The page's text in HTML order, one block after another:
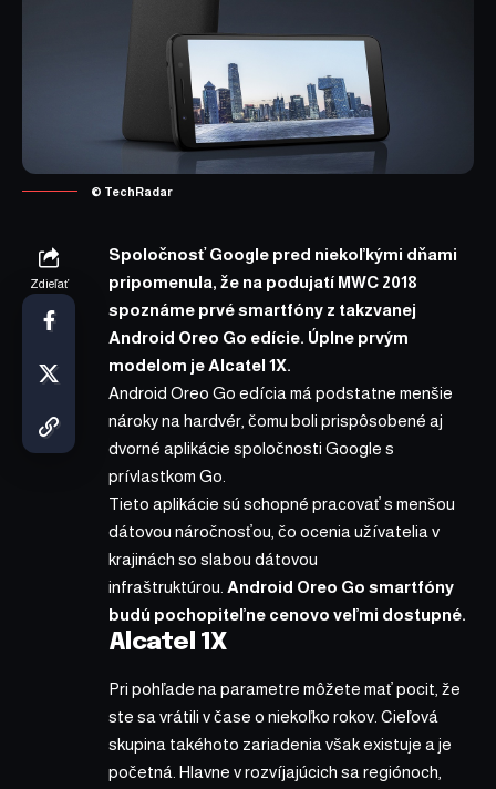
© TechRadar
Zdieľať
Spoločnosť Google pred niekoľkými dňami
pripomenula, že na podujatí MWC 2018
spoznáme prvé smartfóny z takzvanej
Android Oreo Go edície. Úplne prvým
modelom je Alcatel 1X.
Android Oreo Go edícia má podstatne menšie
nároky na hardvér, čomu boli prispôsobené aj
dvorné aplikácie spoločnosti Google s
prívlastkom Go.
Tieto aplikácie sú schopné pracovať s menšou
dátovou náročnosťou, čo ocenia užívatelia v
krajinách so slabou dátovou
infraštruktúrou. Android Oreo Go smartfóny
budú pochopiteľne cenovo veľmi dostupné.
Alcatel 1X
Pri pohľade na parametre môžete mať pocit, že
ste sa vrátili v čase o niekoľko rokov. Cieľová
skupina takéhoto zariadenia však existuje a je
početná. Hlavne v rozvíjajúcich sa regiónoch,